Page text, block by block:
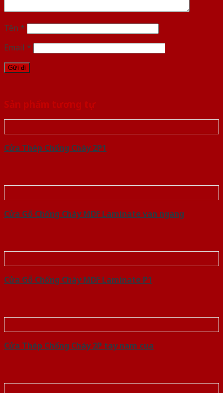
Tên *
Email *
Sản phẩm tương tự
Cửa Thép Chống Cháy 2P1
Cửa Gỗ Chống Cháy MDF Laminate van ngang
Cửa Gỗ Chống Cháy MDF Laminate P1
Cửa Thép Chống Cháy 2P tay nam cua